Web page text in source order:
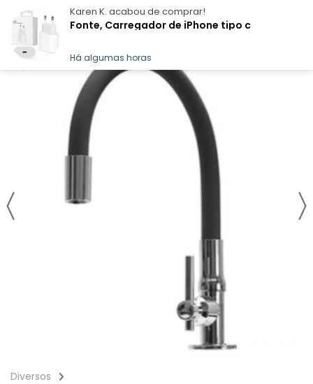
Diversos
Karen K. acabou de comprar!
Fonte, Carregador de iPhone tipo c
Há algumas horas